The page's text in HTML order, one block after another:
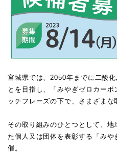
宮城県では、2050年までに二酸
とを目指し、「みやぎゼロカー
ッチフレーズの下で、さまざまな
その取り組みのひとつとして、
た個人又は団体を表彰する「み
催。